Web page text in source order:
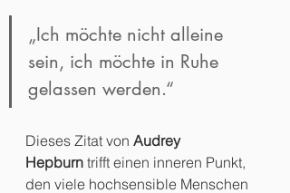
„Ich möchte nicht alleine
sein, ich möchte in Ruhe
gelassen werden.“
Dieses Zitat von Audrey
Hepburn trifft einen inneren Punkt,
den viele hochsensible Menschen